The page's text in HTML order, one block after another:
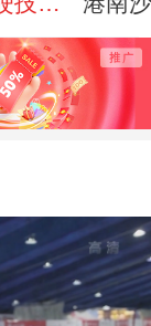
”新
码头
斗导